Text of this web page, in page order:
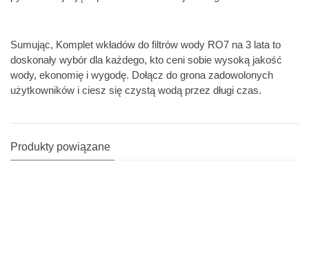
Sumując, Komplet wkładów do filtrów wody RO7 na 3 lata to
doskonały wybór dla każdego, kto ceni sobie wysoką jakość
wody, ekonomię i wygodę. Dołącz do grona zadowolonych
użytkowników i ciesz się czystą wodą przez długi czas.
Produkty powiązane